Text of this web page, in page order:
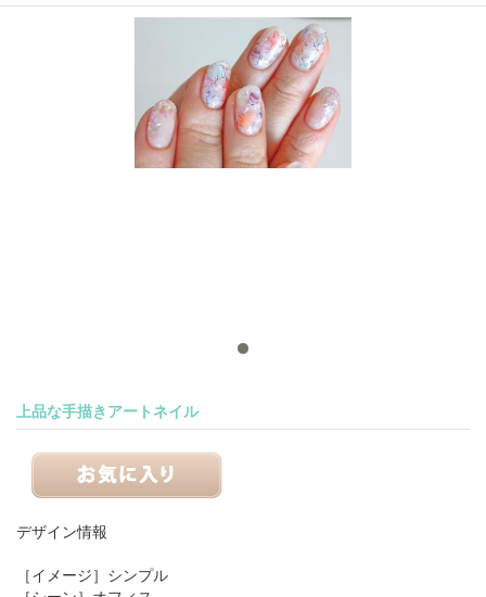
上品な手描きアートネイル
デザイン情報
［イメージ］ シンプル